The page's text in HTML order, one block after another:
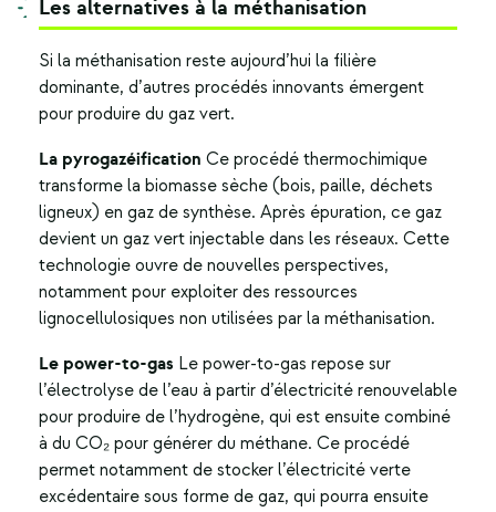
Les alternatives à la méthanisation
Si la méthanisation reste aujourd’hui la filière
dominante, d’autres procédés innovants émergent
pour produire du gaz vert.
La pyrogazéification Ce procédé thermochimique
transforme la biomasse sèche (bois, paille, déchets
ligneux) en gaz de synthèse. Après épuration, ce gaz
devient un gaz vert injectable dans les réseaux. Cette
technologie ouvre de nouvelles perspectives,
notamment pour exploiter des ressources
lignocellulosiques non utilisées par la méthanisation.
Le power-to-gas Le power-to-gas repose sur
l’électrolyse de l’eau à partir d’électricité renouvelable
pour produire de l’hydrogène, qui est ensuite combiné
à du CO₂ pour générer du méthane. Ce procédé
permet notamment de stocker l’électricité verte
excédentaire sous forme de gaz, qui pourra ensuite